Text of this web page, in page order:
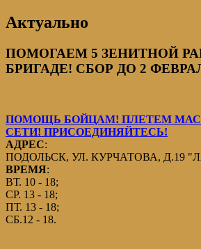
Актуально
ПОМОГАЕМ 5 ЗЕНИТНОЙ
БРИГАДЕ! СБОР ДО 2
ПОМОЩЬ БОЙЦАМ! ПЛЕТЕМ
СЕТИ! ПРИСОЕДИНЯЙТЕСЬ!
АДРЕС:
ПОДОЛЬСК, УЛ. КУРЧАТОВА, Д.19
ВРЕМЯ:
ВТ. 10 - 18;
СР. 13 - 18;
ПТ. 13 - 18;
СБ.12 - 18.